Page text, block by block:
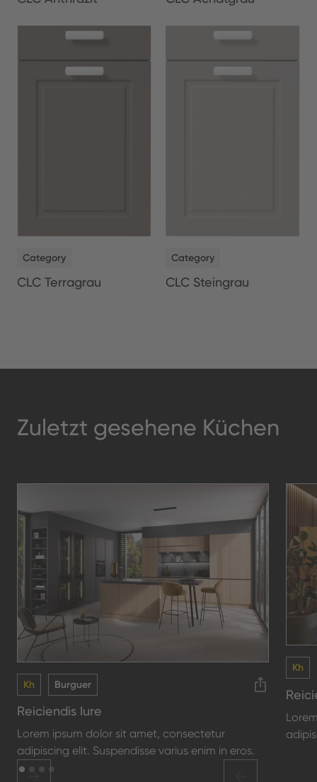
Category
CLC Terragrau
Category
CLC Steingrau
Zuletzt gesehene Küchen
Kh Burguer
Reiciendis Iure
Lorem ipsum dolor sit amet, consectetur
adipiscing elit. Suspendisse varius enim in eros.
Kh